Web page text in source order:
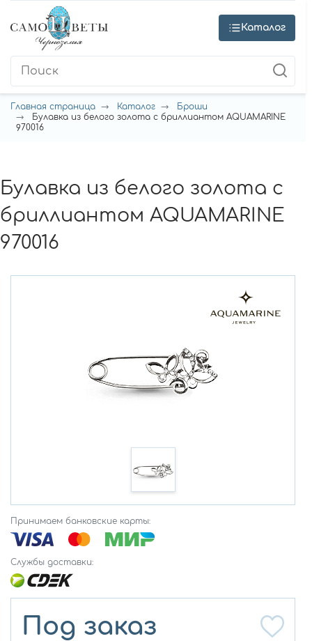
Каталог
Главная страница Каталог
Броши
Булавка из белого золота с бриллиантом AQUAMARINE
970016
Булавка из белого золота с
бриллиантом AQUAMARINE
970016
Принимаем банковские карты:
Службы доставки:
Под заказ